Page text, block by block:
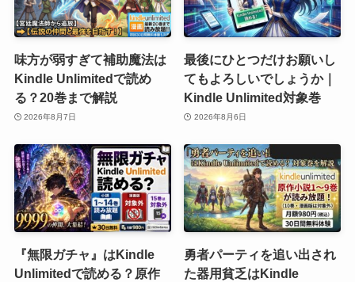
味方が弱すぎて補助魔法は
Kindle Unlimitedで読め
る？20巻まで解説
2026年8月7日
最後にひとつだけお願いし
てもよろしいでしょうか｜
Kindle Unlimited対象巻
2026年8月6日
『無限ガチャ』はKindle
Unlimitedで読める？原作
勇者パーティを追い出され
た器用貧乏はKindle